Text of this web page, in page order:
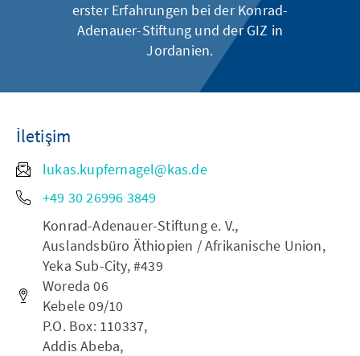
erster Erfahrungen bei der Konrad-
Adenauer-Stiftung und der GIZ in
Jordanien.
İletişim
lukas.kupfernagel@kas.de
+49 30 26996 3849
Konrad-Adenauer-Stiftung e. V.,
Auslandsbüro Äthiopien / Afrikanische Union,
Yeka Sub-City, #439
Woreda 06
Kebele 09/10
P.O. Box: 110337,
Addis Abeba,